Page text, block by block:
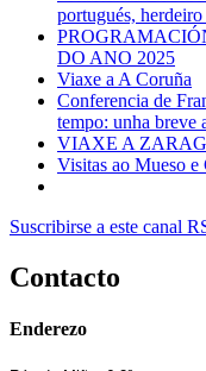
portugués,
DO ANO 2025
Viaxe a A Coruña
Conferencia de
tempo: unha breve
VIAXE A
Visitas ao Mueso e
Suscribirse a este canal
Contacto
Enderezo